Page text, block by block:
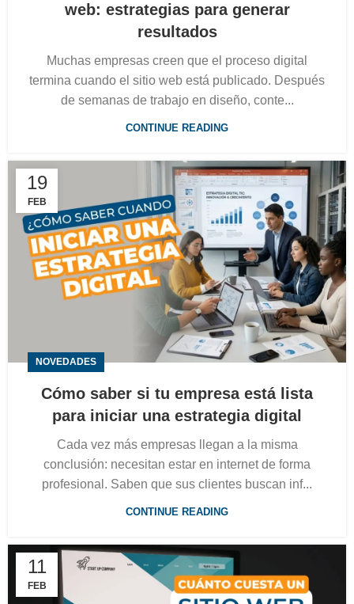
web: estrategias para generar
resultados
Muchas empresas creen que el proceso digital
termina cuando el sitio web está publicado. Después
de semanas de trabajo en diseño, conte...
CONTINUE READING
19
FEB
NOVEDADES
Cómo saber si tu empresa está lista
para iniciar una estrategia digital
Cada vez más empresas llegan a la misma
conclusión: necesitan estar en internet de forma
profesional. Saben que sus clientes buscan inf...
CONTINUE READING
11
FEB